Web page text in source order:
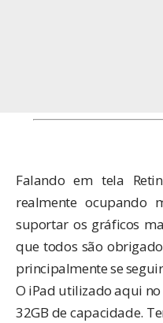
Falando em tela
realmente ocupando
suportar os gráficos
que todos são
principalmente se
O iPad utilizado aqui
32GB de capacidade.